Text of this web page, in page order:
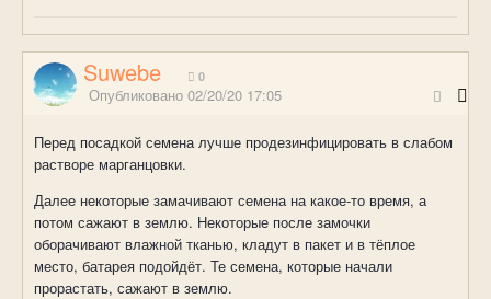
Suwebe 0
Опубликовано 02/20/20 17:05
Перед посадкой семена лучше продезинфицировать в слабом
растворе марганцовки.
Далее некоторые замачивают семена на какое-то время, а
потом сажают в землю. Некоторые после замочки
оборачивают влажной тканью, кладут в пакет и в тёплое
место, батарея подойдёт. Те семена, которые начали
прорастать, сажают в землю.